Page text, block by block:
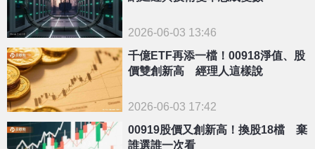
2026-06-03 13:46
千億ETF再添一檔！00918淨值、股
價雙創新高 經理人這樣說
2026-06-03 17:42
00919股價又創新高！換股18檔 棄
誰選誰一次看